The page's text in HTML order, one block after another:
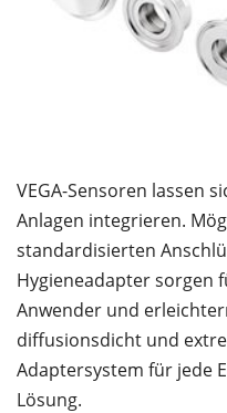
VEGA-Sensoren lassen
Anlagen integrieren.
standardisierten
Hygieneadapter sorgen
Anwender und
diffusionsdicht und
Adaptersystem für jede
Lösung.